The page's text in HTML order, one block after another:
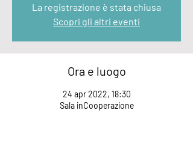
La registrazione è stata chiusa
Scopri gli altri eventi
Ora e luogo
24 apr 2022, 18:30
Sala inCooperazione